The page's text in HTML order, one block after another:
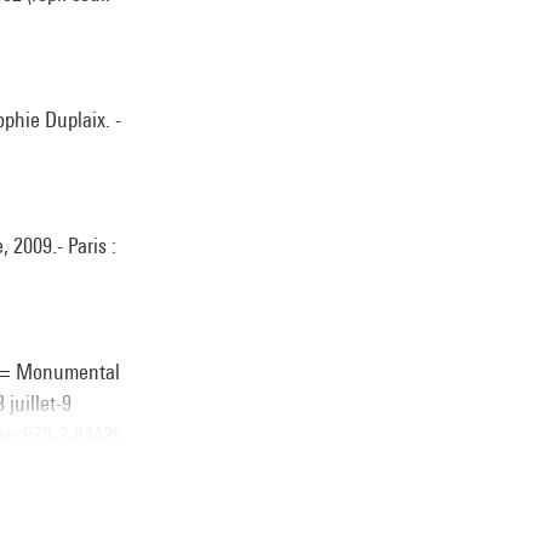
Duplaix. -
2009.- Paris :
Monumental
juillet-9
978-2-84426-